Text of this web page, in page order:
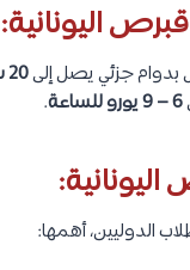
اليونانية:
بدوام جزئي يصل إلى20 ساعة أسبوعياً
6 – 9 يورو للساعة .
الدوليين، أهمها: